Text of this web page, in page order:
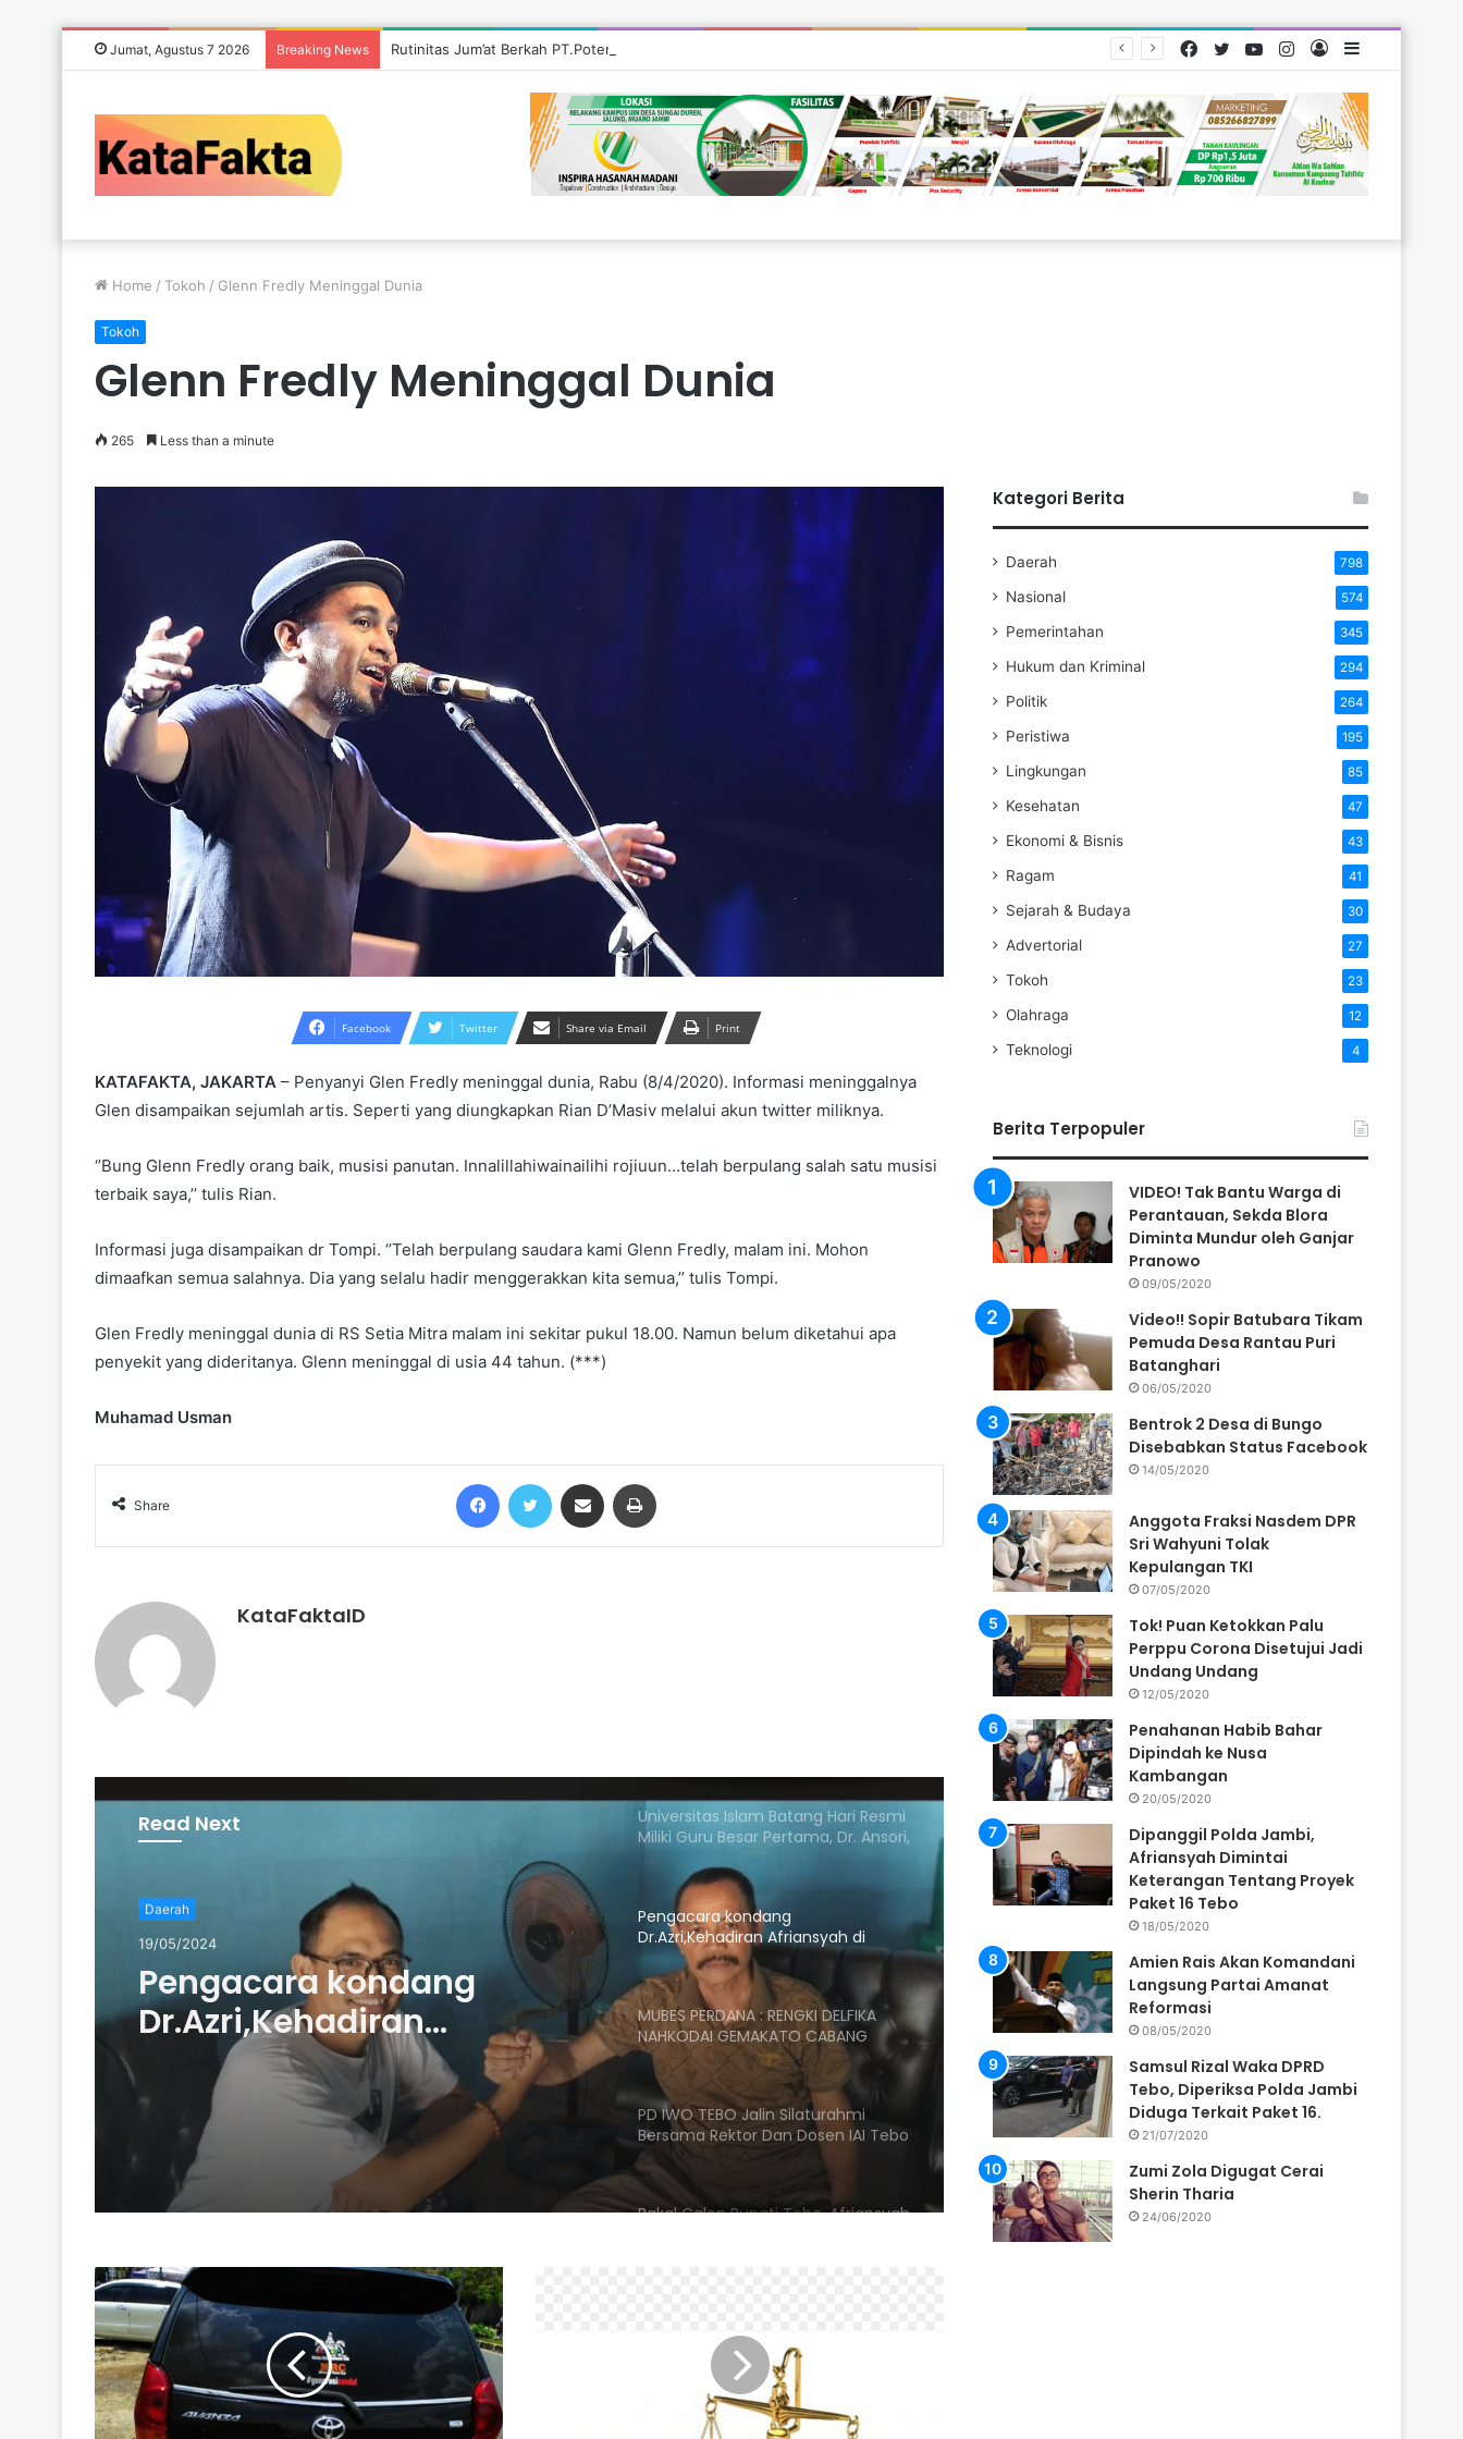
Jumat, Agustus 7 2026 Breaking News Rutinitas Jum’at Berkah PT.Potensi Berkah Madani di Tebo, Salurkan Bantuan ke Masyarakat
Log
Instagram
YouTube
Twitter
Facebook
Home / Tokoh / Glenn Fredly Meninggal Dunia
Tokoh
Glenn Fredly Meninggal Dunia
265 Less than a minute
Facebook Twitter Share via Email Print
KATAFAKTA, JAKARTA – Penyanyi Glen Fredly meninggal dunia, Rabu (8/4/2020). Informasi meninggalnya
Glen disampaikan sejumlah artis. Seperti yang diungkapkan Rian D’Masiv melalui akun twitter miliknya.
‘’Bung Glenn Fredly orang baik, musisi panutan. Innalillahiwainailihi rojiuun…telah berpulang salah satu musisi
terbaik saya,’’ tulis Rian.
Informasi juga disampaikan dr Tompi. ‘’Telah berpulang saudara kami Glenn Fredly, malam ini. Mohon
dimaafkan semua salahnya. Dia yang selalu hadir menggerakkan kita semua,’’ tulis Tompi.
Glen Fredly meninggal dunia di RS Setia Mitra malam ini sekitar pukul 18.00. Namun belum diketahui apa
penyekit yang dideritanya. Glenn meninggal di usia 44 tahun. (***)
Muhamad Usman
Share
KataFaktaID
Read Next
Daerah
12/05/2024
MUBES PERDANA : RENGKI
DELFIKA NAHKODAI
GEMAKATO CABANG TEBO
Afriansyah Bakal Calon Bupati Tebo,
Ini Pesan Ansori Hasan
Tantangan Pendidikan Filsafat dan
Perlunya Polisi Berkarakter
Mujib Almagari di Garut
Viral Vidio VCS Oknum Diduga
Anggota DPRD Merangin Berdurasi
Pengacara kondang
Dr.Azri,Kehadiran Afriansyah di
pilkada 2024 Akan Membawa Angin
Segar Bagi Perubahan Tebo
MUBES PERDANA : RENGKI DELFIKA
NAHKODAI GEMAKATO CABANG
PD IWO TEBO Jalin Silaturahmi
Bersama Rektor Dan Dosen IAI Tebo
Dalam Program Memperkuat
struktur IWO TEBO
Bakal Calon Bupati Tebo, Afriansyah
Taaruf Penuhi Undangan Ketua DPP
PKB, Taaruf Bersama Bacakada
Zona II Sumatera
Singgah di Posko Pemenangan
Perlunya Polisi Berkarakter
115 Exs Anggota NII Dibai’at Anton
Kategori Berita
Daerah 798
Nasional 574
Pemerintahan 345
Hukum dan Kriminal 294
Politik 264
Peristiwa 195
Lingkungan 85
Kesehatan 47
Ekonomi & Bisnis 43
Ragam 41
Sejarah & Budaya 30
Advertorial 27
Tokoh 23
Olahraga 12
Teknologi 4
Berita Terpopuler
VIDEO! Tak Bantu Warga di
Perantauan, Sekda Blora
Diminta Mundur oleh Ganjar
Pranowo
09/05/2020
Video!! Sopir Batubara Tikam
Pemuda Desa Rantau Puri
Batanghari
06/05/2020
Bentrok 2 Desa di Bungo
Disebabkan Status Facebook
14/05/2020
Anggota Fraksi Nasdem DPR
Sri Wahyuni Tolak
Kepulangan TKI
07/05/2020
Tok! Puan Ketokkan Palu
Perppu Corona Disetujui Jadi
Undang Undang
12/05/2020
Penahanan Habib Bahar
Dipindah ke Nusa
Kambangan
20/05/2020
Dipanggil Polda Jambi,
Afriansyah Dimintai
Keterangan Tentang Proyek
Paket 16 Tebo
18/05/2020
Amien Rais Akan Komandani
Langsung Partai Amanat
Reformasi
08/05/2020
Samsul Rizal Waka DPRD
Tebo, Diperiksa Polda Jambi
Diduga Terkait Paket 16.
21/07/2020
Zumi Zola Digugat Cerai
Sherin Tharia
24/06/2020